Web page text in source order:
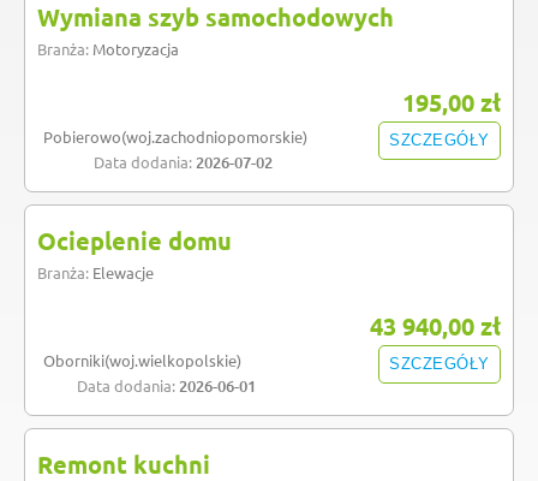
Wymiana szyb samochodowych
Branża: Motoryzacja
Pobierowo(woj.zachodniopomorskie)
Data dodania: 2026-07-02
195,00 zł
SZCZEGÓŁY
Ocieplenie domu
Branża: Elewacje
Oborniki(woj.wielkopolskie)
Data dodania: 2026-06-01
43 940,00 zł
SZCZEGÓŁY
Remont kuchni